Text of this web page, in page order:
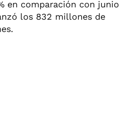
en comparación con junio
los 832 millones de